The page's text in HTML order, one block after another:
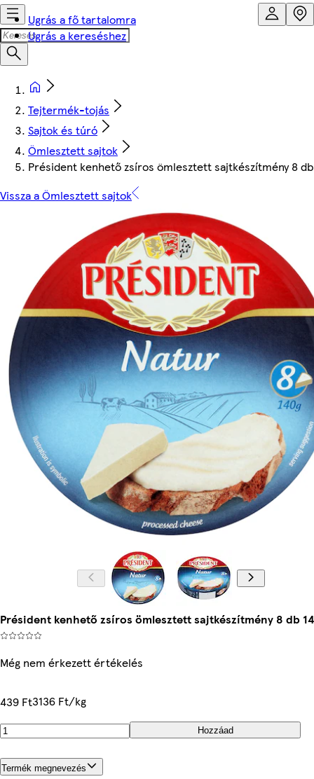
Ugrás a fő tartalomra
Ugrás a kereséshez
Tejtermék-tojás
Sajtok és túró
Ömlesztett sajtok
Président kenhető zsíros ömlesztett sajtkészítmény 8 db
Vissza a Ömlesztett sajtok
Président kenhető zsíros ömlesztett sajtkészítmény 8 db
Még nem érkezett értékelés
439 Ft3136 Ft/kg
Hozzáad
Termék megnevezés